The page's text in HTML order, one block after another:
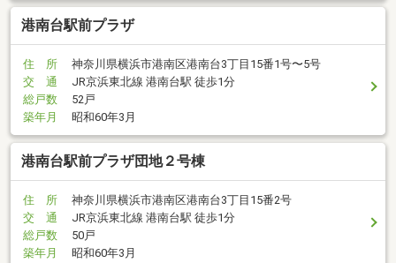
港南台駅前プラザ
住 所
神奈川県横浜市港南区港南台3丁目15番1号〜5号
交 通
JR京浜東北線 港南台駅 徒歩1分
総戸数
52戸
築年月
昭和60年3月
港南台駅前プラザ団地２号棟
住 所
神奈川県横浜市港南区港南台3丁目15番2号
交 通
JR京浜東北線 港南台駅 徒歩1分
総戸数
50戸
築年月
昭和60年3月